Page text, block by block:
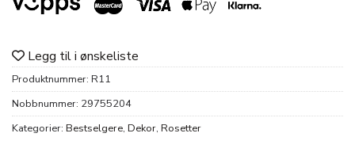
Legg til i ønskeliste
Produktnummer: R11
Nobbnummer: 29755204
Kategorier: Bestselgere, Dekor, Rosetter